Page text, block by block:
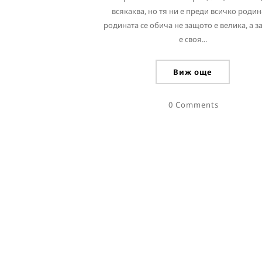
всякаква, но тя ни е преди всичко
родината се обича не защото е велика, а
е своя...
Виж още
0 Comments